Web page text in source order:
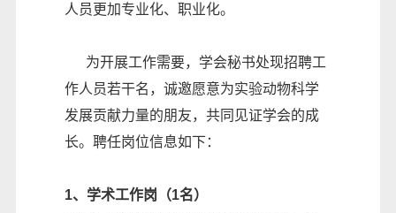
人员更加专业化、职业化。
为开展工作需要，学会秘书处现招聘工
作人员若干名，诚邀愿意为实验动物科学
发展贡献力量的朋友，共同见证学会的成
长。聘任岗位信息如下：
1、学术工作岗（1名）